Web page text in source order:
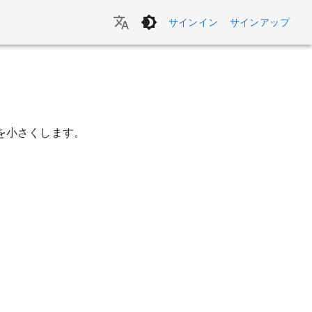
サインイン サインアップ
さくします。